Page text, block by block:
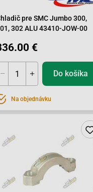
pre SMC Jumbo 300,
302 ALU 43410-JOW-00
€
Do košíka
Na objednávku